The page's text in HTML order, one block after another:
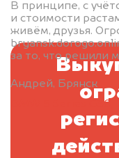
В принципе, с
и стоимости
живём, друзья.
за то, что решили
Андрей, Брянск
BMW 5 Series G30,